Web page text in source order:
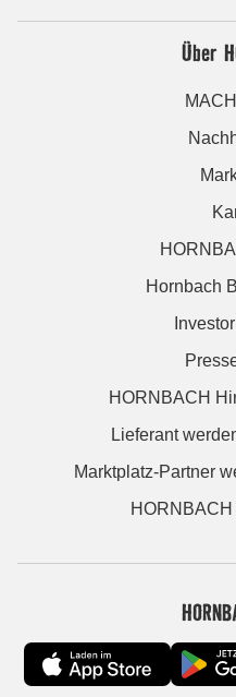
Über
Hornbach
HORNBACH
Lieferant
Marktplatz-Partner